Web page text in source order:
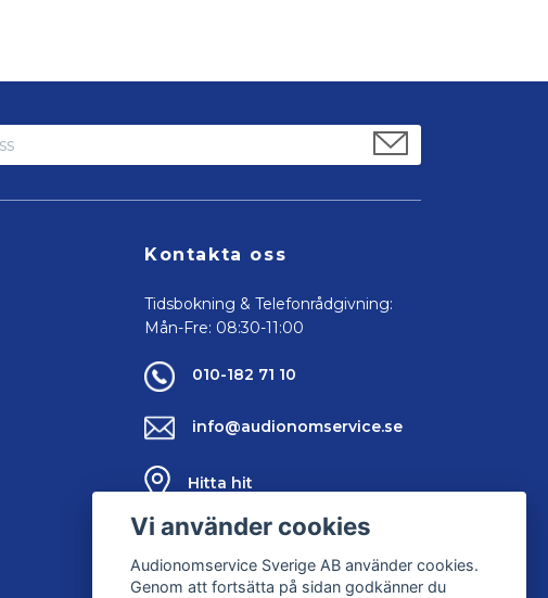
Kontakta oss
Tidsbokning & Telefonrådgivning:
Mån-Fre: 08:30-11:00
010-182 71 10
info@audionomservice.se
Hitta hit
Vi använder cookies
Audionomservice Sverige AB använder cookies.
Genom att fortsätta på sidan godkänner du